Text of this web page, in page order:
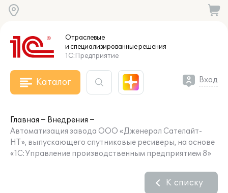
Отраслевые
и специализированныерешения
1С:Предприятие
Каталог Вход
Главная
Внедрения
Автоматизация завода ООО «Дженерал Сателайт-
НТ», выпускающего спутниковые ресиверы, на основе
«1С:Управление производственным предприятием 8»
К списку